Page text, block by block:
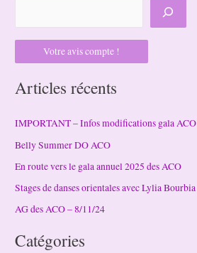
Votre avis compte !
Articles récents
IMPORTANT – Infos modifications gala ACO
Belly Summer DO ACO
En route vers le gala annuel 2025 des ACO
Stages de danses orientales avec Lylia Bourbia
AG des ACO – 8/11/24
Catégories